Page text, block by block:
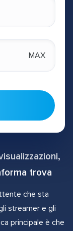
MAX
trova
che sta
streamer e gli
principale è che